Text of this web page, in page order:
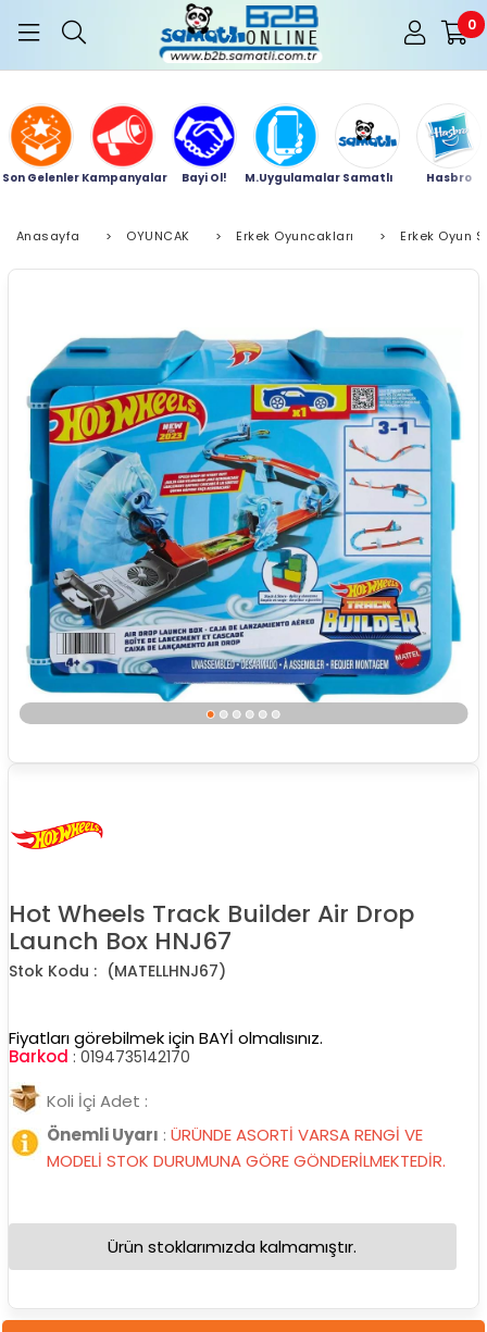
0
Son Gelenler Kampanyalar Bayi Ol! M.Uygulamalar Samatlı Hasbro
Anasayfa > OYUNCAK > Erkek Oyuncakları > Erkek Oyun
Hot Wheels Track Builder Air Drop
Launch Box HNJ67
(MATELLHNJ67)
Fiyatları görebilmek için BAYİ olmalısınız.
Barkod : 0194735142170
Koli İçi Adet :
Önemli Uyarı : ÜRÜNDE ASORTİ VARSA RENGİ VE
MODELİ STOK DURUMUNA GÖRE GÖNDERİLMEKTEDİR.
Ürün stoklarımızda kalmamıştır.